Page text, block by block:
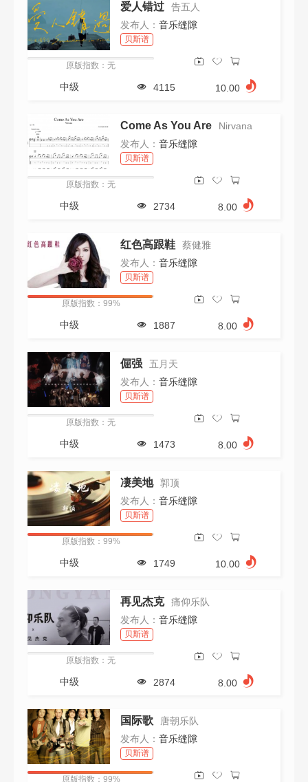
爱人错过
告五人
发布人： 音乐缝隙
贝斯谱
原版指数：无
中级 4115 10.00
Come As You Are
Nirvana
发布人： 音乐缝隙
贝斯谱
原版指数：无
中级 2734 8.00
红色高跟鞋
蔡健雅
发布人： 音乐缝隙
贝斯谱
原版指数：99%
中级 1887 8.00
倔强
五月天
发布人： 音乐缝隙
贝斯谱
原版指数：无
中级 1473 8.00
凄美地
郭顶
发布人： 音乐缝隙
贝斯谱
原版指数：99%
中级 1749 10.00
再见杰克
痛仰乐队
发布人： 音乐缝隙
贝斯谱
原版指数：无
中级 2874 8.00
国际歌
唐朝乐队
发布人： 音乐缝隙
贝斯谱
原版指数：99%